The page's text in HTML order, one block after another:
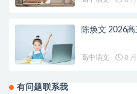
陈焕文 2026
高中语文 8
有问题联系我